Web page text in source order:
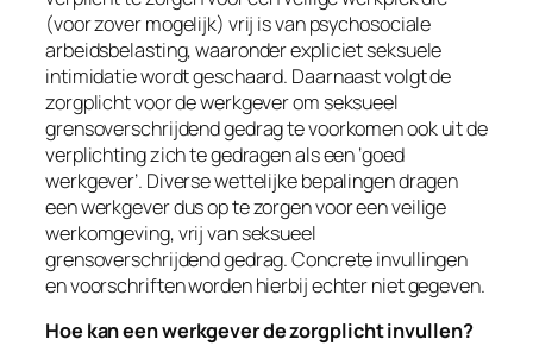
(voor zover mogelijk) vrij is van psychosociale
arbeidsbelasting, waaronder expliciet seksuele
intimidatie wordt geschaard. Daarnaast volgt de
zorgplicht voor de werkgever om seksueel
grensoverschrijdend gedrag te voorkomen ook uit de
verplichting zich te gedragen als een ‘goed
werkgever’. Diverse wettelijke bepalingen dragen
een werkgever dus op te zorgen voor een veilige
werkomgeving, vrij van seksueel
grensoverschrijdend gedrag. Concrete invullingen
en voorschriften worden hierbij echter niet gegeven.
Hoe kan een werkgever de zorgplicht invullen?